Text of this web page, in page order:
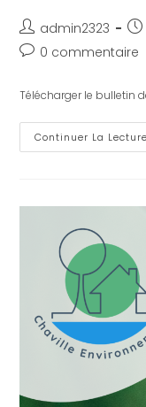
admin2323
0 commentaire
Télécharger le bulletin
Continuer La Lecture